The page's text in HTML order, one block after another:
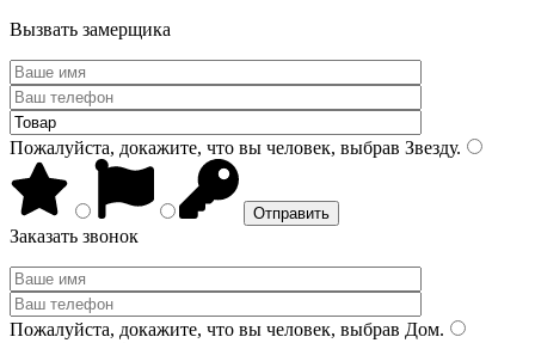
Вызвать замерщика
Пожалуйста, докажите, что вы человек, выбрав Звезду.
Заказать звонок
Пожалуйста, докажите, что вы человек, выбрав Дом.